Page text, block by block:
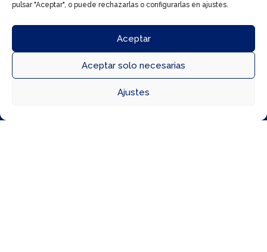
pulsar "Aceptar", o puede rechazarlas o configurarlas en ajustes.
Aceptar
Aceptar solo necesarias
Ajustes